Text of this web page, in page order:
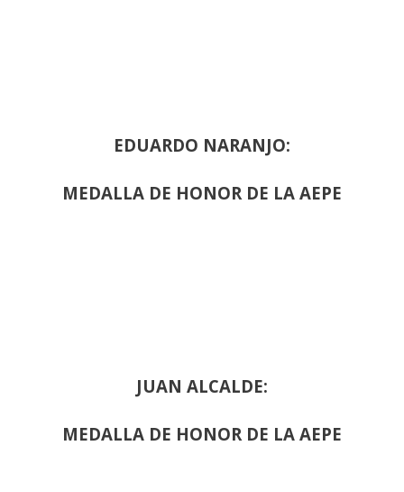
EDUARDO NARANJO:
MEDALLA DE HONOR DE LA AEPE
JUAN ALCALDE:
MEDALLA DE HONOR DE LA AEPE